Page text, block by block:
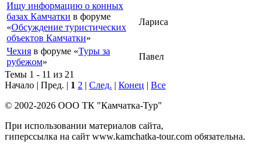
Ищу информацию о конных
базах Камчатки в форуме
«Обсуждение туристических
объектов Камчатки»
Лариса
Чехия в форуме «Туры за
рубежом»
Павел
Темы 1 - 11 из 21
Начало | Пред. | 1 2 | След. | Конец | Все
© 2002-2026 ООО ТК "Камчатка-Тур"
При использовании материалов сайта,
гиперссылка на сайт www.kamchatka-tour.com обязательна.